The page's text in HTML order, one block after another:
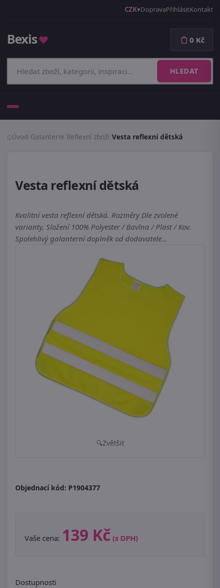
CZK DopravaPřihlásitKontakt
Bexis♥
HLEDAT
0 Kč
Úvod Galanterie Reflexní zboží Vesta reflexní dětská
Vesta reflexní dětská
Kvalitní vesta reflexní dětská. Rozměry Dle zvolené
varianty. Složení 100% Polyester / Bavlna / Plast / Kov.
Spolehlivý galanterní doplněk od dodavatele…
Zvětšit
Objednací kód: P1904377
Vaše cena: 139 Kč (s DPH)
Dostupnosti